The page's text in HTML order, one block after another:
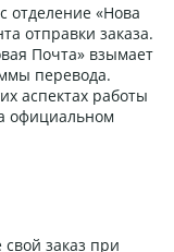
отделение «Нова
отправки заказа.
Почта» взымает
перевода.
аспектах работы
официальном
заказ при